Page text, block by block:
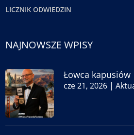
LICZNIK ODWIEDZIN
NAJNOWSZE WPISY
Łowca kapusiów
cze 21, 2026 |